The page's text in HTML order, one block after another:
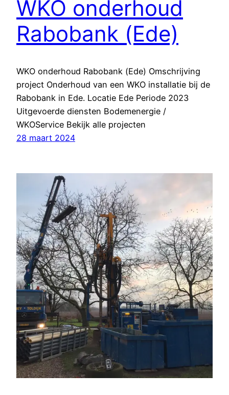
WKO onderhoud
Rabobank (Ede)
WKO onderhoud Rabobank (Ede) Omschrijving
project Onderhoud van een WKO installatie bij de
Rabobank in Ede. Locatie Ede Periode 2023
Uitgevoerde diensten Bodemenergie /
WKOService Bekijk alle projecten
28 maart 2024